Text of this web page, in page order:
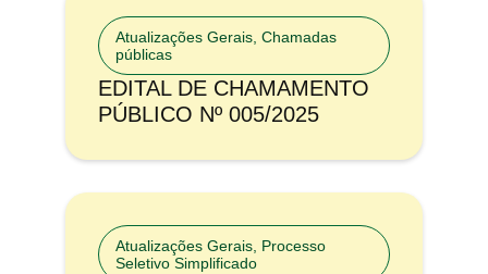
Atualizações Gerais Chamadas
públicas
EDITAL DE CHAMAMENTO
PÚBLICO Nº 005/2025
Atualizações Gerais Processo
Seletivo Simplificado